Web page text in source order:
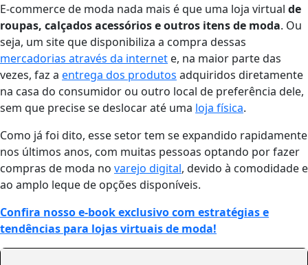
E-commerce de moda nada mais é que uma loja virtual de
roupas, calçados acessórios e outros itens de moda. Ou
seja, um site que disponibiliza a compra dessas
mercadorias através da internet e, na maior parte das
vezes, faz a entrega dos produtos adquiridos diretamente
na casa do consumidor ou outro local de preferência dele,
sem que precise se deslocar até uma loja física.
Como já foi dito, esse setor tem se expandido rapidamente
nos últimos anos, com muitas pessoas optando por fazer
compras de moda no varejo digital, devido à comodidade e
ao amplo leque de opções disponíveis.
Confira nosso e-book exclusivo com estratégias e
tendências para lojas virtuais de moda!